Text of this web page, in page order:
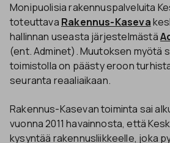
Monipuolisia rakennuspalveluita
toteuttava Rakennus-Kaseva
hallinnan useasta järjestelmästä
(ent. Adminet). Muutoksen myötä
toimistolla on päästy eroon
seuranta reaaliaikaan.
Rakennus-Kasevan toiminta sai
vuonna 2011 havainnosta, että
kysyntää rakennusliikkeelle, joka